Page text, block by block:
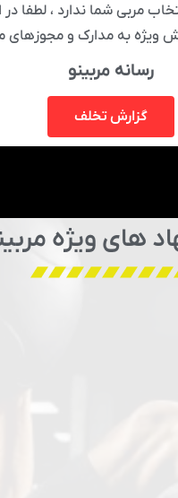
مربی شما ندارد ، لطفا
ویژه به مدارک و مجوزهای
رسانه مربینو
گزارش تخلف
های ویژه